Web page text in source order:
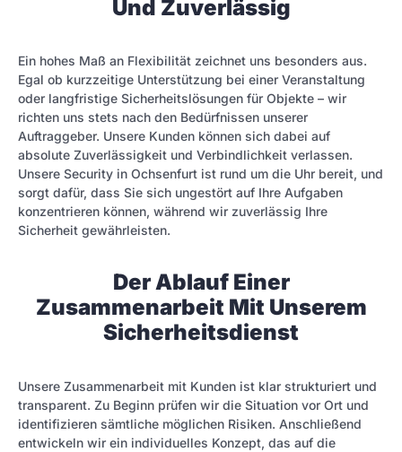
Und Zuverlässig
Ein hohes Maß an Flexibilität zeichnet uns besonders aus.
Egal ob kurzzeitige Unterstützung bei einer Veranstaltung
oder langfristige Sicherheitslösungen für Objekte – wir
richten uns stets nach den Bedürfnissen unserer
Auftraggeber. Unsere Kunden können sich dabei auf
absolute Zuverlässigkeit und Verbindlichkeit verlassen.
Unsere Security in Ochsenfurt ist rund um die Uhr bereit, und
sorgt dafür, dass Sie sich ungestört auf Ihre Aufgaben
konzentrieren können, während wir zuverlässig Ihre
Sicherheit gewährleisten.
Der Ablauf Einer
Zusammenarbeit Mit Unserem
Sicherheitsdienst
Unsere Zusammenarbeit mit Kunden ist klar strukturiert und
transparent. Zu Beginn prüfen wir die Situation vor Ort und
identifizieren sämtliche möglichen Risiken. Anschließend
entwickeln wir ein individuelles Konzept, das auf die